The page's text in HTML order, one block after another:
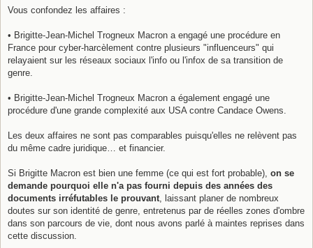
s
g
Vous confondez les affaires :
• Brigitte-Jean-Michel Trogneux Macron a engagé une procédure en
France pour cyber-harcèlement contre plusieurs "influenceurs" qui
relayaient sur les réseaux sociaux l'info ou l'infox de sa transition de
genre.
• Brigitte-Jean-Michel Trogneux Macron a également engagé une
procédure d'une grande complexité aux USA contre Candace Owens.
Les deux affaires ne sont pas comparables puisqu'elles ne relèvent pas
du même cadre juridique… et financier.
Si Brigitte Macron est bien une femme (ce qui est fort probable), on se
demande pourquoi elle n'a pas fourni depuis des années des
documents irréfutables le prouvant , laissant planer de nombreux
doutes sur son identité de genre, entretenus par de réelles zones d'ombre
dans son parcours de vie, dont nous avons parlé à maintes reprises dans
cette discussion.